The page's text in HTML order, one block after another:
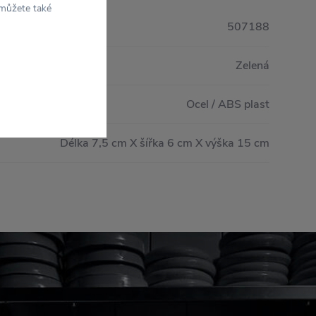
507188
Zelená
Ocel / ABS plast
Délka 7,5 cm X šířka 6 cm X výška 15 cm
také